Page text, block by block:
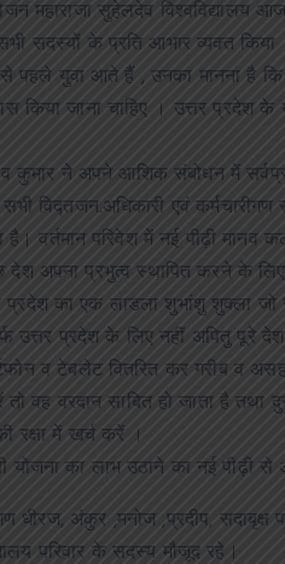
महाराजा सुहेलदेव विश्वविद्यालय
के प्रति आभार व्यक्त किया
पहले युवा आते हैं , उनका मानना है कि
किया जाना चाहिए । उत्तर प्रदेश के
कुमार ने अपने आशिक संबोधन में
विद्तजन.अधिकारी एवं
वर्तमान परिवेश में नई पीढ़ी मानव
अपना प्रभुत्व स्थापित करने के लिए
का एक लाडला शुभांशु शुक्ला जो
उत्तर प्रदेश के लिए नहीं अपितु पूरे
व टेबलेट वितरित कर गरीब व
वह वरदान साबित हो जाता है
रक्षा में खर्च करें ।
योजना का लाभ उठाने का नई पीढ़ी से
अंकुर ,मनोज ,प्रदीप, सदाबृक्ष
परिवार के सदस्य मौजूद रहे।